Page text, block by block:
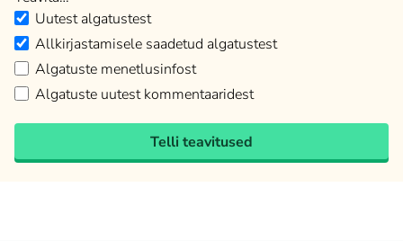
Uutest algatustest
Allkirjastamisele saadetud algatustest
Algatuste menetlusinfost
Algatuste uutest kommentaaridest
Telli teavitused